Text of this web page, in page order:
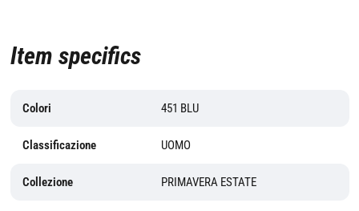
Item specifics
Colori 451 BLU
Classificazione UOMO
Collezione PRIMAVERA ESTATE